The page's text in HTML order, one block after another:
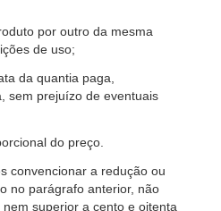
por outro da mesma
de uso;
da quantia paga,
sem prejuízo de eventuais
do preço.
convencionar a redução ou
no parágrafo anterior, não
superior a cento e oitenta